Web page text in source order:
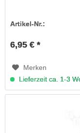
Artikel-Nr.:
6,95 € *
Merken
Lieferzeit ca. 1-3